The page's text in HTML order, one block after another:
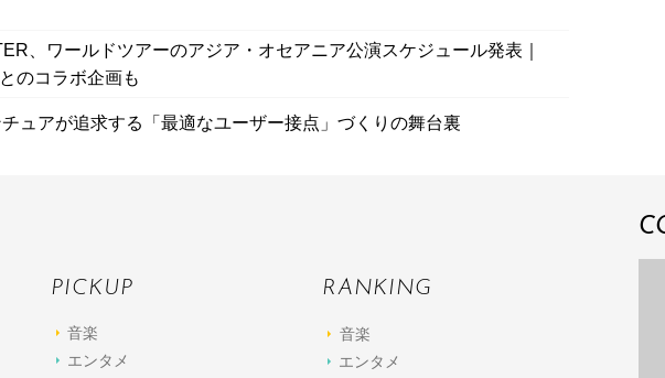
、ワールドツアーのアジア・オセアニア公演スケジュール発表｜
のコラボ企画も
ュアが追求する「最適なユーザー接点」づくりの舞台裏
PICKUP
音楽
エンタメ
RANKING
音楽
エンタメ